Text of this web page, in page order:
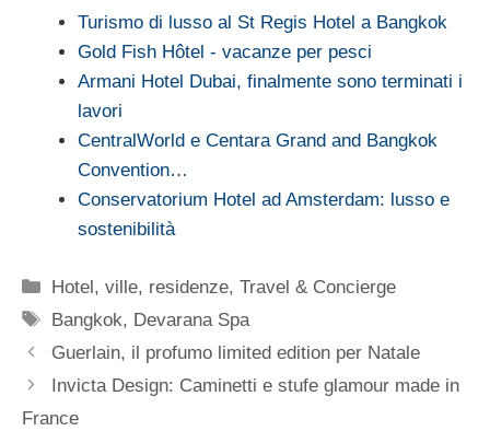
Turismo di lusso al St Regis Hotel a Bangkok
Gold Fish Hôtel - vacanze per pesci
Armani Hotel Dubai, finalmente sono terminati i
lavori
CentralWorld e Centara Grand and Bangkok
Convention…
Conservatorium Hotel ad Amsterdam: lusso e
sostenibilità
Categorie
Hotel, ville, residenze,Travel & Concierge
Tag
Bangkok, Devarana Spa
Guerlain, il profumo limited edition per Natale
Invicta Design: Caminetti e stufe glamour made in
France